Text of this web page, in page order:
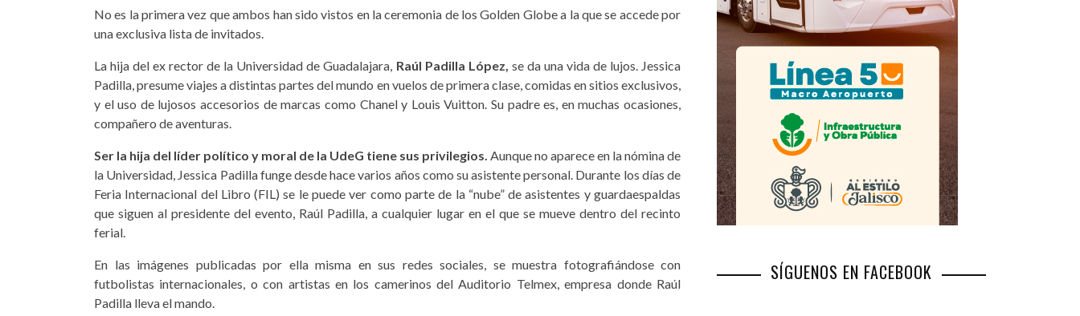
No es la primera vez que ambos han sido vistos en la ceremonia de los Golden Globe a la que se accede por
una exclusiva lista de invitados.
La hija del ex rector de la Universidad de Guadalajara, Raúl Padilla López, se da una vida de lujos. Jessica
Padilla, presume viajes a distintas partes del mundo en vuelos de primera clase, comidas en sitios exclusivos,
y el uso de lujosos accesorios de marcas como Chanel y Louis Vuitton. Su padre es, en muchas ocasiones,
compañero de aventuras.
Ser la hija del líder político y moral de la UdeG tiene sus privilegios. Aunque no aparece en la nómina de
la Universidad, Jessica Padilla funge desde hace varios años como su asistente personal. Durante los días de
Feria Internacional del Libro (FIL) se le puede ver como parte de la “nube” de asistentes y guardaespaldas
que siguen al presidente del evento, Raúl Padilla, a cualquier lugar en el que se mueve dentro del recinto
ferial.
En las imágenes publicadas por ella misma en sus redes sociales, se muestra fotografiándose con
futbolistas internacionales, o con artistas en los camerinos del Auditorio Telmex, empresa donde Raúl
Padilla lleva el mando.
SÍGUENOS EN FACEBOOK